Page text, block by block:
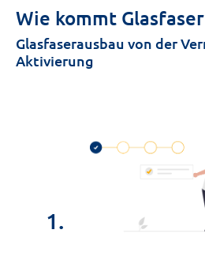
Wie kommt
Glasfaserausbau von der
Aktivierung
1.